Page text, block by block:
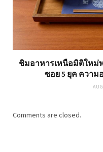
ชิมอาหารเหนือมิติใหม่พ
ซอย 5 ยุค ควา
Comments are closed.